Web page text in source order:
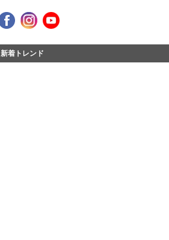
新着トレンド